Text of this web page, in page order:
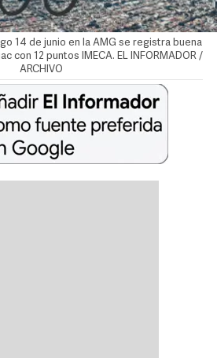
14 de junio en la AMG se registra buena
con 12 puntos IMECA. EL INFORMADOR /
ARCHIVO